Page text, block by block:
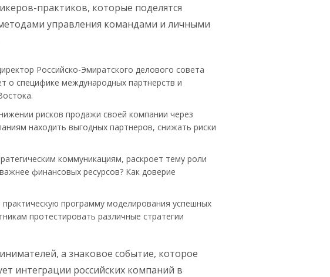
практиков, которые поделятся
управления командами и личными
Российско-Эмиратского делового совета
о специфике международных партнерств и
рисков продажи своей компании через
находить выгодных партнеров, снижать риски
коммуникациям, раскроет тему роли
финансовых ресурсов? Как доверие
программу моделирования успешных
протестировать различные стратегии
а знаковое событие, которое
интеграции российских компаний в